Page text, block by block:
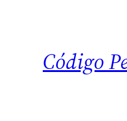
Código